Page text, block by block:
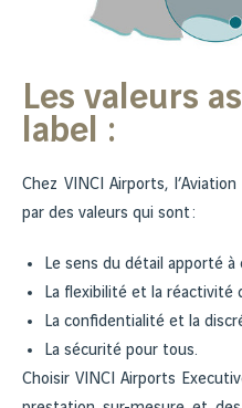
Les valeurs
label :
Chez VINCI Airports,
par des valeurs qui sont :
Le sens du détail apporté
La flexibilité et la réactivité
La confidentialité et la
La sécurité pour tous.
Choisir VINCI Airports